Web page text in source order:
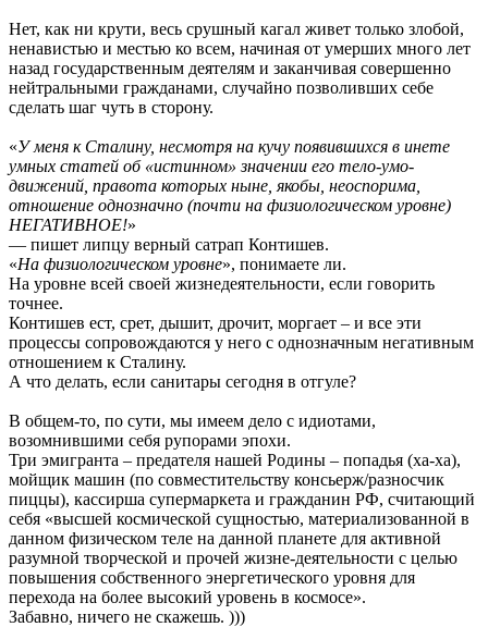
Нет, как ни крути, весь срушный кагал живет только злобой,
ненавистью и местью ко всем, начиная от умерших много лет
назад государственным деятелям и заканчивая совершенно
нейтральными гражданами, случайно позволивших себе
сделать шаг чуть в сторону.
«У меня к Сталину, несмотря на кучу появившихся в инете
умных статей об «истинном» значении его тело-умо-
движений, правота которых ныне, якобы, неоспорима,
отношение однозначно (почти на физиологическом уровне)
НЕГАТИВНОЕ!»
— пишет липцу верный сатрап Контишев.
«На физиологическом уровне», понимаете ли.
На уровне всей своей жизнедеятельности, если говорить
точнее.
Контишев ест, срет, дышит, дрочит, моргает – и все эти
процессы сопровождаются у него с однозначным негативным
отношением к Сталину.
А что делать, если санитары сегодня в отгуле?
В общем-то, по сути, мы имеем дело с идиотами,
возомнившими себя рупорами эпохи.
Три эмигранта – предателя нашей Родины – попадья (ха-ха),
мойщик машин (по совместительству консьерж/разносчик
пиццы), кассирша супермаркета и гражданин РФ, считающий
себя «высшей космической сущностью, материализованной в
данном физическом теле на данной планете для активной
разумной творческой и прочей жизне-деятельности с целью
повышения собственного энергетического уровня для
перехода на более высокий уровень в космосе».
Забавно, ничего не скажешь. )))